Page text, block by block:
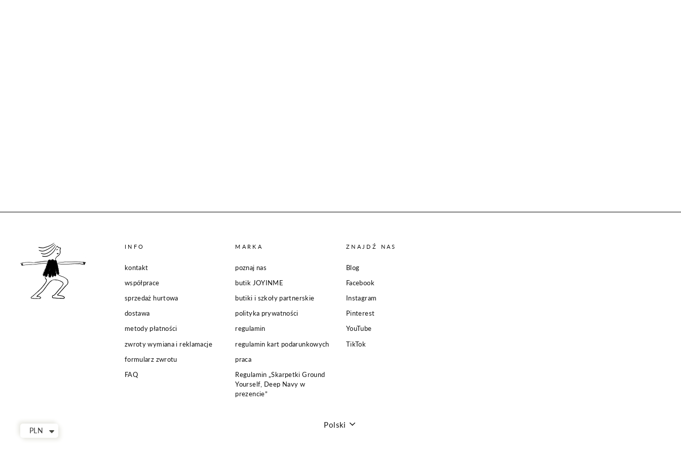
INFO
kontakt
współprace
sprzedaż hurtowa
dostawa
metody płatności
zwroty wymiana i reklamacje
formularz zwrotu
FAQ
MARKA
poznaj nas
butik JOYINME
butiki i szkoły partnerskie
polityka prywatności
regulamin
regulamin kart podarunkowych
praca
Regulamin „Skarpetki Ground
Yourself, Deep Navy w
prezencie”
ZNAJDŹ NAS
Blog
Facebook
Instagram
Pinterest
YouTube
TikTok
Język
Polski
PLN